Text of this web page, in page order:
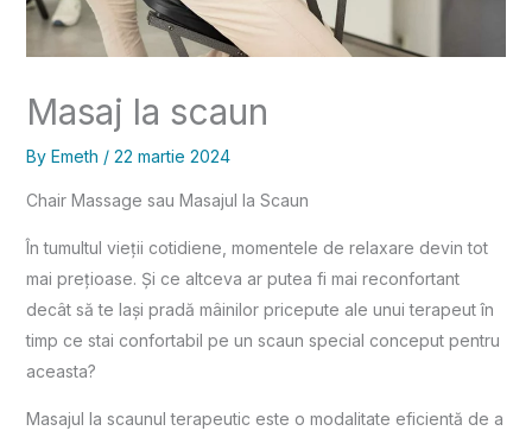
Masaj la scaun
By Emeth / 22 martie 2024
Chair Massage sau Masajul la Scaun
În tumultul vieții cotidiene, momentele de relaxare devin tot
mai prețioase. Și ce altceva ar putea fi mai reconfortant
decât să te lași pradă mâinilor pricepute ale unui terapeut în
timp ce stai confortabil pe un scaun special conceput pentru
aceasta?
Masajul la scaunul terapeutic este o modalitate eficientă de a